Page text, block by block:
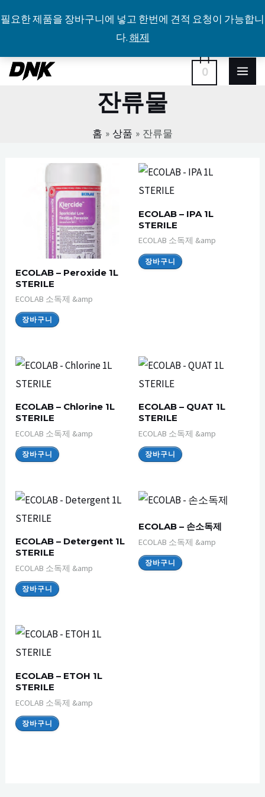
필요한 제품을 장바구니에 넣고 한번에 견적 요청이 가능합니
다.해제
0
잔류물
홈 상품 잔류물
ECOLAB – Peroxide 1L
STERILE
ECOLAB 소독제 &amp
장바구니
ECOLAB – IPA 1L
STERILE
ECOLAB 소독제 &amp
장바구니
ECOLAB – Chlorine 1L
STERILE
ECOLAB 소독제 &amp
장바구니
ECOLAB – QUAT 1L
STERILE
ECOLAB 소독제 &amp
장바구니
ECOLAB – Detergent 1L
STERILE
ECOLAB 소독제 &amp
장바구니
ECOLAB – 손소독제
ECOLAB 소독제 &amp
장바구니
ECOLAB – ETOH 1L
STERILE
ECOLAB 소독제 &amp
장바구니